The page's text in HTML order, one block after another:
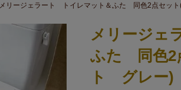
メリージェラート トイレマット＆ふた 同色2点セッ
メリージェ
ふた 同色2
ト グレー)